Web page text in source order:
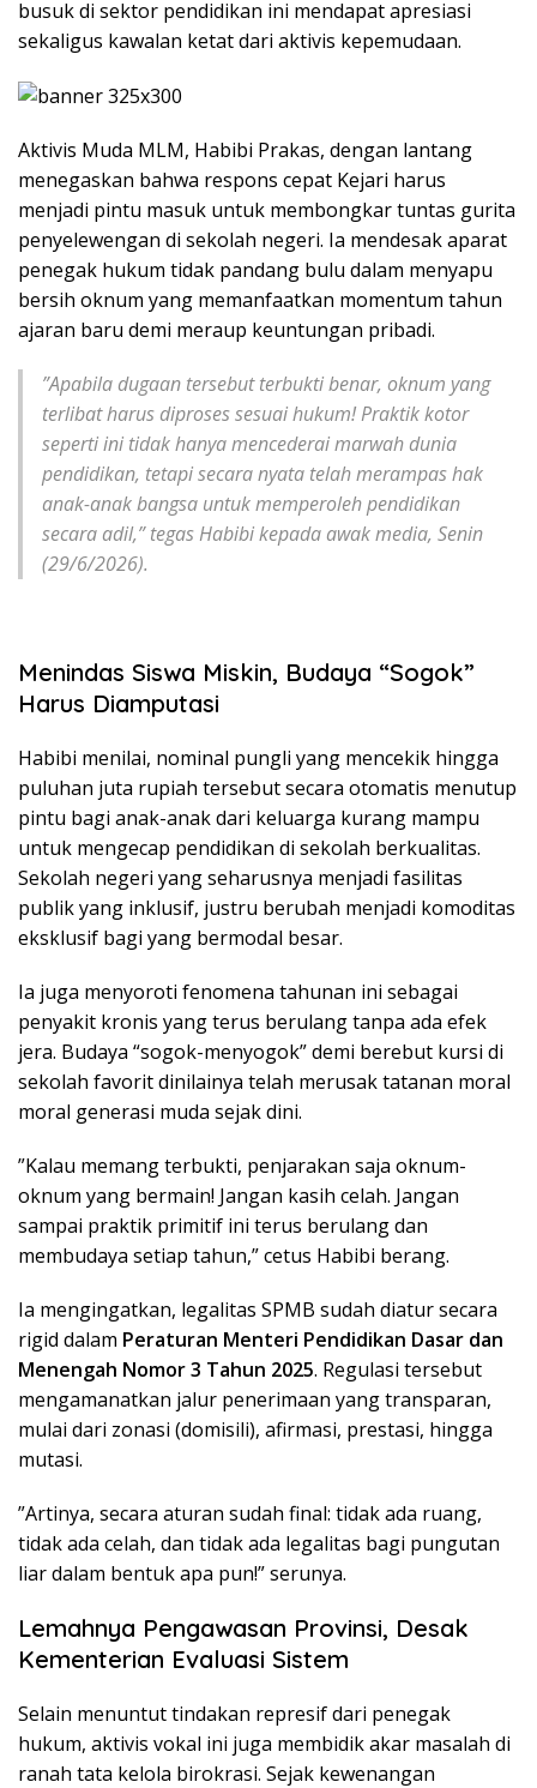
busuk di sektor pendidikan ini mendapat apresiasi
sekaligus kawalan ketat dari aktivis kepemudaan.
​Aktivis Muda MLM, Habibi Prakas, dengan lantang
menegaskan bahwa respons cepat Kejari harus
menjadi pintu masuk untuk membongkar tuntas gurita
penyelewengan di sekolah negeri. Ia mendesak aparat
penegak hukum tidak pandang bulu dalam menyapu
bersih oknum yang memanfaatkan momentum tahun
ajaran baru demi meraup keuntungan pribadi.
​”Apabila dugaan tersebut terbukti benar, oknum yang
terlibat harus diproses sesuai hukum! Praktik kotor
seperti ini tidak hanya mencederai marwah dunia
pendidikan, tetapi secara nyata telah merampas hak
anak-anak bangsa untuk memperoleh pendidikan
secara adil,” tegas Habibi kepada awak media, Senin
(29/6/2026).
Menindas Siswa Miskin, Budaya “Sogok”
Harus Diamputasi
​Habibi menilai, nominal pungli yang mencekik hingga
puluhan juta rupiah tersebut secara otomatis menutup
pintu bagi anak-anak dari keluarga kurang mampu
untuk mengecap pendidikan di sekolah berkualitas.
Sekolah negeri yang seharusnya menjadi fasilitas
publik yang inklusif, justru berubah menjadi komoditas
eksklusif bagi yang bermodal besar.
​Ia juga menyoroti fenomena tahunan ini sebagai
penyakit kronis yang terus berulang tanpa ada efek
jera. Budaya “sogok-menyogok” demi berebut kursi di
sekolah favorit dinilainya telah merusak tatanan moral
moral generasi muda sejak dini.
​”Kalau memang terbukti, penjarakan saja oknum-
oknum yang bermain! Jangan kasih celah. Jangan
sampai praktik primitif ini terus berulang dan
membudaya setiap tahun,” cetus Habibi berang.
​Ia mengingatkan, legalitas SPMB sudah diatur secara
rigid dalam Peraturan Menteri Pendidikan Dasar dan
Menengah Nomor 3 Tahun 2025. Regulasi tersebut
mengamanatkan jalur penerimaan yang transparan,
mulai dari zonasi (domisili), afirmasi, prestasi, hingga
mutasi.
​”Artinya, secara aturan sudah final: tidak ada ruang,
tidak ada celah, dan tidak ada legalitas bagi pungutan
liar dalam bentuk apa pun!” serunya.
Lemahnya Pengawasan Provinsi, Desak
Kementerian Evaluasi Sistem
​Selain menuntut tindakan represif dari penegak
hukum, aktivis vokal ini juga membidik akar masalah di
ranah tata kelola birokrasi. Sejak kewenangan